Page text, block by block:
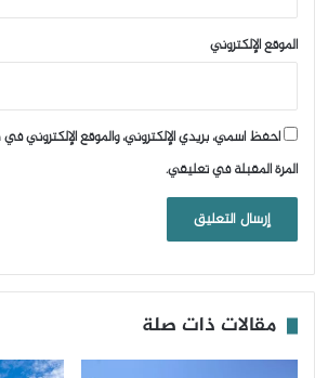
الموقع الإلكتروني
احفظ اسمي، بريدي الإلكتروني، والموقع الإلكتروني
المرة المقبلة في تعليقي.
مقالات ذات صلة